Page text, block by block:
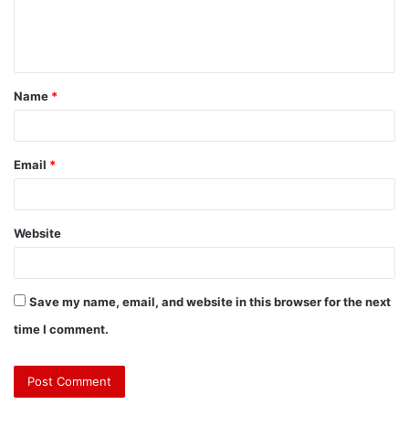
Name *
Email *
Website
Save my name, email, and website in this browser for the next
time I comment.